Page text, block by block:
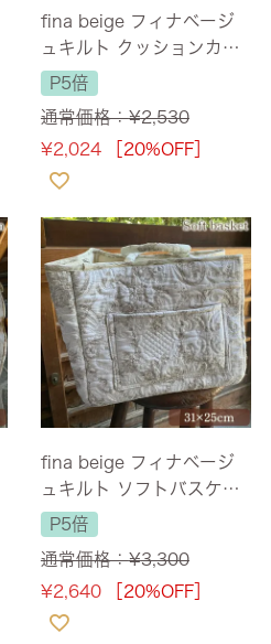
fina beige フィナベージ
ュキルト クッションカバ
ー 45×45cm
P5倍
通常価格：¥2,530
¥2,024 ［20%OFF］
fina beige フィナベージ
ュキルト ソフトバスケッ
ト 31×23×25cm
P5倍
通常価格：¥3,300
¥2,640 ［20%OFF］